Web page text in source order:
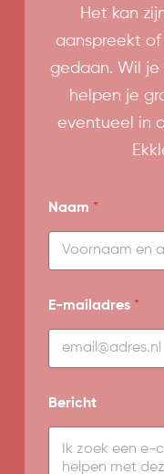
Het kan
aanspreekt
gedaan. Wil
helpen je
eventueel in
Naam *
E-mailadres *
Bericht